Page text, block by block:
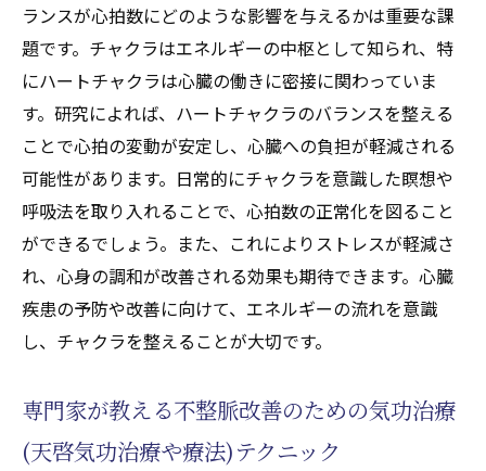
ランスが心拍数にどのような影響を与えるかは重要な課
題です。チャクラはエネルギーの中枢として知られ、特
にハートチャクラは心臓の働きに密接に関わっていま
す。研究によれば、ハートチャクラのバランスを整える
ことで心拍の変動が安定し、心臓への負担が軽減される
可能性があります。日常的にチャクラを意識した瞑想や
呼吸法を取り入れることで、心拍数の正常化を図ること
ができるでしょう。また、これによりストレスが軽減さ
れ、心身の調和が改善される効果も期待できます。心臓
疾患の予防や改善に向けて、エネルギーの流れを意識
し、チャクラを整えることが大切です。
専門家が教える不整脈改善のための気功治療
(天啓気功治療や療法)テクニック